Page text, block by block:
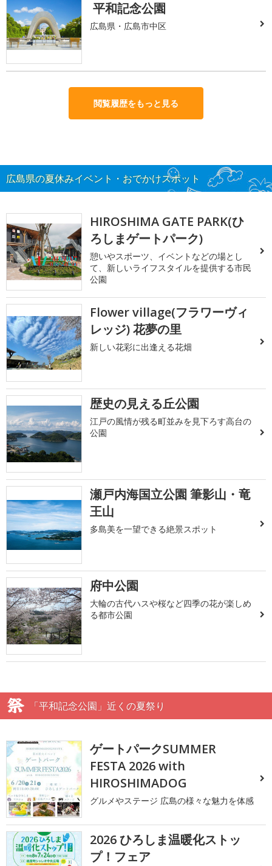
平和記念公園
広島県・広島市中区
閲覧履歴をもっと見る
広島県の夏休みイベント・おでかけスポット
HIROSHIMA GATE PARK(ひ
ろしまゲートパーク)
憩いやスポーツ、イベントなどの場とし
て、新しいライフスタイルを提供する市民
公園
Flower village(フラワーヴィ
レッジ) 花夢の里
新しい花彩に出逢える花畑
歴史の見える丘公園
江戸の風情が残る町並みを見下ろす高台の
公園
瀬戸内海国立公園 筆影山・竜
王山
多島美を一望できる絶景スポット
府中公園
大輪の古代ハスや桜など四季の花が楽しめ
る都市公園
「平和記念公園」近くの夏祭り
ゲートパークSUMMER
FESTA 2026 with
HIROSHIMADOG
グルメやステージ 広島の様々な魅力を体感
2026 ひろしま温暖化ストッ
プ！フェア